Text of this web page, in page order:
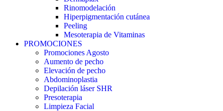
Rinomodelación
Hiperpigmentación cutánea
Peeling
Mesoterapia de Vitaminas
PROMOCIONES
Promociones Agosto
Aumento de pecho
Elevación de pecho
Abdominoplastia
Depilación láser SHR
Presoterapia
Limpieza Facial